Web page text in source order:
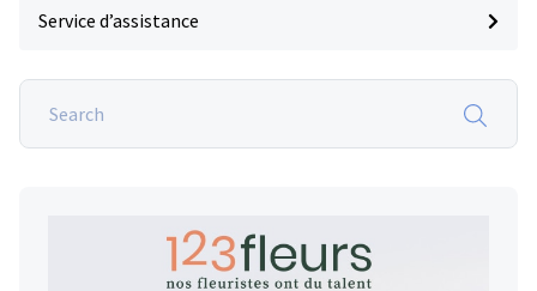
Service d’assistance
Search
Lassurance